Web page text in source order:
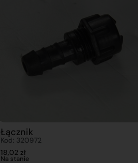
Łącznik
Kod: 320972
18,02 zł
Na stanie